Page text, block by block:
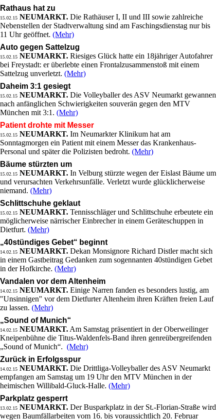
Rathaus hat zu
15.02.15 NEUMARKT. Die Rathäuser I, II und III sowie zahlreiche
Nebenstellen der Stadtverwaltung sind am Faschingsdienstag nur bis
11 Uhr geöffnet. (Mehr)
Auto gegen Sattelzug
15.02.15 NEUMARKT. Riesiges Glück hatte ein 18jähriger Autofahrer
bei Freystadt: er überlebte einen Frontalzusammenstoß mit einem
Sattelzug unverletzt. (Mehr)
Daheim 3:1 gesiegt
15.02.15 NEUMARKT. Die Volleyballer des ASV Neumarkt gewannen
nach anfänglichen Schwierigkeiten souverän gegen den MTV
München mit 3:1. (Mehr)
Patient drohte mit Messer
15.02.15 NEUMARKT. Im Neumarkter Klinikum hat am
Sonntagmorgen ein Patient mit einem Messer das Krankenhaus-
Personal und später die Polizisten bedroht. (Mehr)
Bäume stürzten um
15.02.15 NEUMARKT. In Velburg stürzte wegen der Eislast Bäume um
und verursachten Verkehrsunfälle. Verletzt wurde glücklicherweise
niemand. (Mehr)
Schlittschuhe geklaut
15.02.15 NEUMARKT. Tennisschläger und Schlittschuhe erbeutete ein
möglicherweise närrischer Einbrecher in einem Geräteschuppen in
Dietfurt. (Mehr)
„40stündiges Gebet“ beginnt
14.02.15 NEUMARKT. Dekan Monsignore Richard Distler macht sich
in einem Gastbeitrag Gedanken zum sogennanten 40stündigen Gebet
in der Hofkirche. (Mehr)
Vandalen vor dem Altenheim
14.02.15 NEUMARKT. Einige Narren fanden es besonders lustig, am
"Unsinnigen" vor dem Dietfurter Altenheim ihren Kräften freien Lauf
zu lassen. (Mehr)
„Sound of Munich“
14.02.15 NEUMARKT. Am Samstag präsentiert in der Oberweilinger
Kneipenbühne die Titus-Waldenfels-Band ihren genreübergreifenden
„Sound of Munich“. (Mehr)
Zurück in Erfolgsspur
14.02.15 NEUMARKT. Die Drittliga-Volleyballer des ASV Neumarkt
empfangen am Samstag um 19 Uhr den MTV München in der
heimischen Willibald-Gluck-Halle. (Mehr)
Parkplatz gesperrt
13.02.15 NEUMARKT. Der Busparkplatz in der St.-Florian-Straße wird
wegen Baumfällarbeiten vom 16. bis voraussichtlich 20. Februar